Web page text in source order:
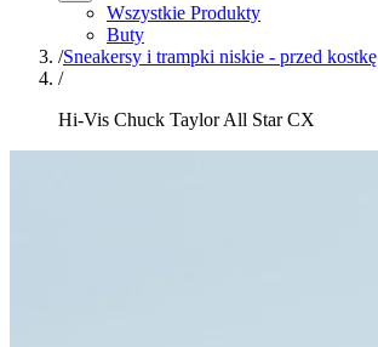
Wszystkie Produkty
Buty
/Sneakersy i trampki niskie - przed kostkę
/
Hi-Vis Chuck Taylor All Star CX